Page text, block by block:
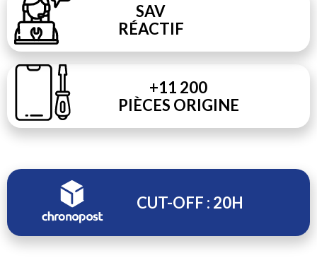
SAV
RÉACTIF
+11 200
PIÈCES ORIGINE
CUT-OFF : 20H